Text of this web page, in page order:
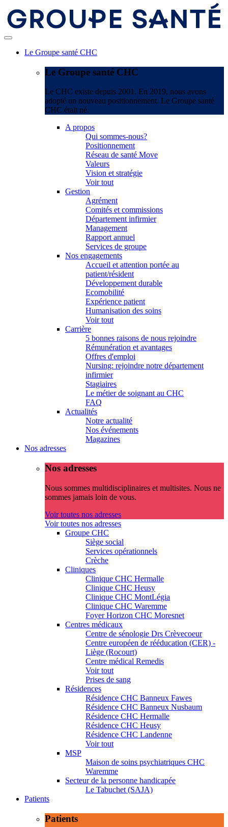
Le Groupe santé CHC
Le Groupe santé CHC
Le CHC existe depuis 2001. En 2019, nous avons
adopté un nouveau positionnement. Le Groupe santé
CHC était né.
A propos
Qui sommes-nous?
Positionnement
Réseau de santé Move
Valeurs
Vision et stratégie
Voir tout
Gestion
Agrément
Comités et commissions
Département infirmier
Management
Rapport annuel
Services de groupe
Nos engagements
Accueil et attention portée au
patient/résident
Développement durable
Ecomobilité
Expérience patient
Humanisation des soins
Voir tout
Carrière
5 bonnes raisons de nous rejoindre
Rémunération et avantages
Offres d'emploi
Nursing: rejoindre notre département
infirmier
Stagiaires
Le métier de soignant au CHC
FAQ
Actualités
Notre actualité
Nos événements
Magazines
Nos adresses
Nos adresses
Nous sommes multidisciplinaires et multisites. Nous ne
sommes jamais loin de vous.
Voir toutes nos adresses
Voir toutes nos adresses
Groupe CHC
Siège social
Services opérationnels
Crèche
Cliniques
Clinique CHC Hermalle
Clinique CHC Heusy
Clinique CHC MontLégia
Clinique CHC Waremme
Foyer Horizon CHC Moresnet
Centres médicaux
Centre de sénologie Drs Crèvecoeur
Centre européen de rééducation (CER) -
Liège (Rocourt)
Centre médical Remedis
Voir tout
Prises de sang
Résidences
Résidence CHC Banneux Fawes
Résidence CHC Banneux Nusbaum
Résidence CHC Hermalle
Résidence CHC Heusy
Résidence CHC Landenne
Voir tout
MSP
Maison de soins psychiatriques CHC
Waremme
Secteur de la personne handicapée
Le Tabuchet (SAJA)
Patients
Patients